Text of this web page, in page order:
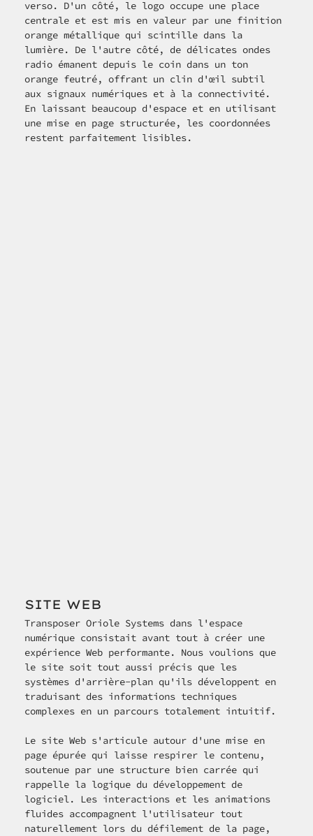
verso. D'un côté, le logo occupe une place
centrale et est mis en valeur par une finition
orange métallique qui scintille dans la
lumière. De l'autre côté, de délicates ondes
radio émanent depuis le coin dans un ton
orange feutré, offrant un clin d'œil subtil
aux signaux numériques et à la connectivité.
En laissant beaucoup d'espace et en utilisant
une mise en page structurée, les coordonnées
restent parfaitement lisibles.
SITE WEB
Transposer Oriole Systems dans l'espace
numérique consistait avant tout à créer une
expérience Web performante. Nous voulions que
le site soit tout aussi précis que les
systèmes d'arrière-plan qu'ils développent en
traduisant des informations techniques
complexes en un parcours totalement intuitif.
Le site Web s'articule autour d'une mise en
page épurée qui laisse respirer le contenu,
soutenue par une structure bien carrée qui
rappelle la logique du développement de
logiciel. Les interactions et les animations
fluides accompagnent l'utilisateur tout
naturellement lors du défilement de la page,